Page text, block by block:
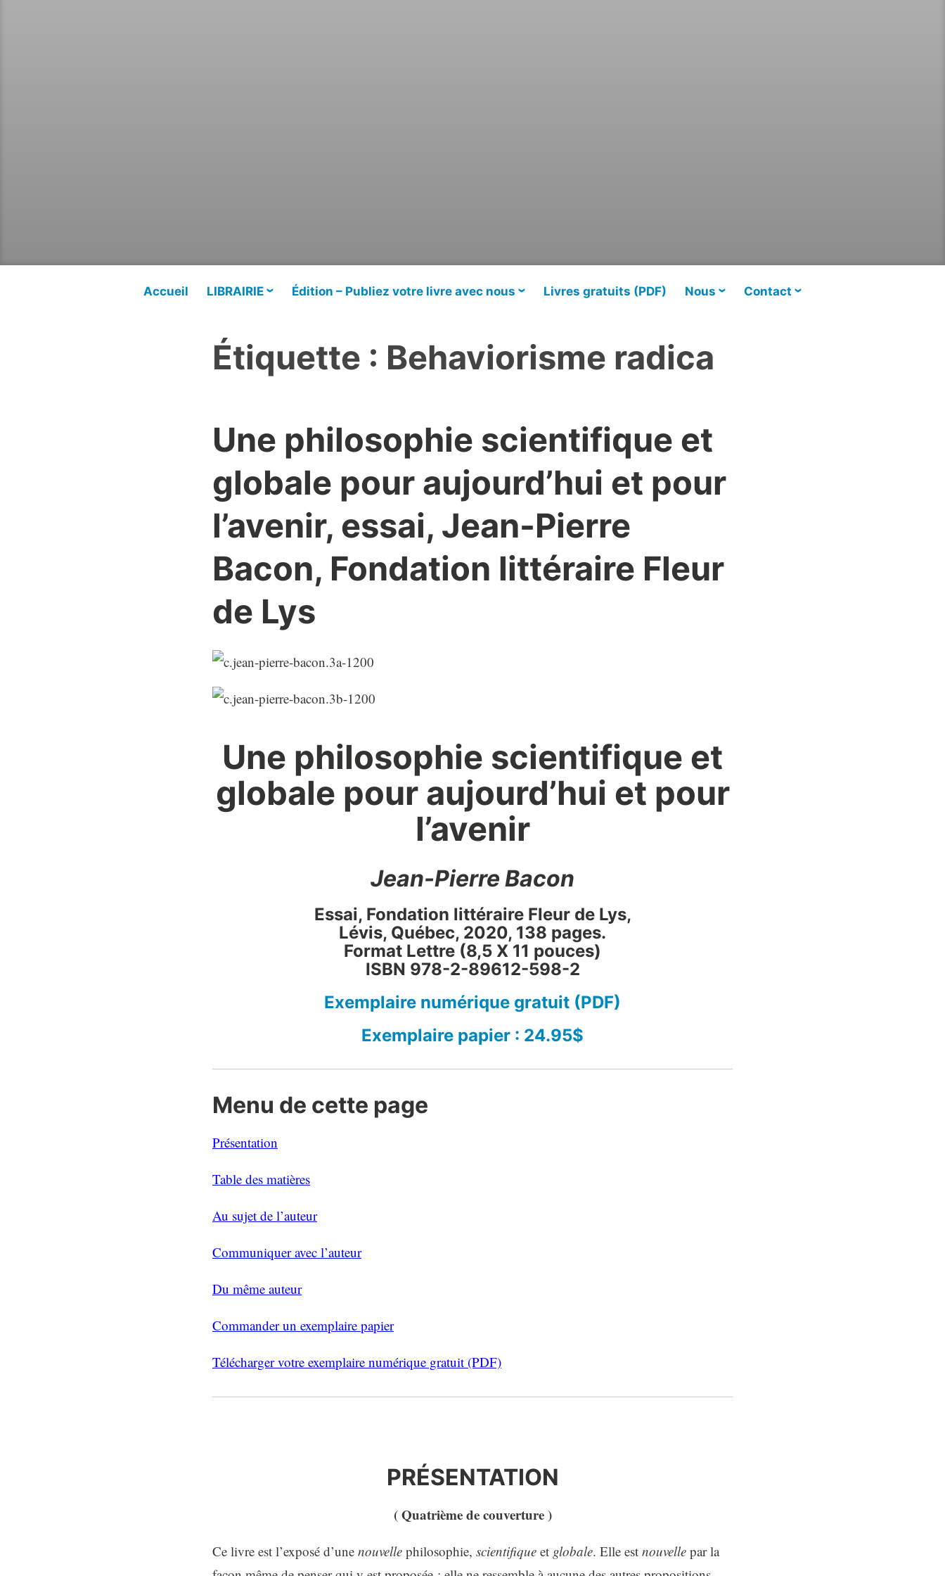
Accueil LIBRAIRIE Édition – Publiez votre livre avec nous Livres gratuits (PDF) Nous Contact
Étiquette : Behaviorisme radica
Une philosophie scientifique et
globale pour aujourd’hui et pour
l’avenir, essai, Jean-Pierre
Bacon, Fondation littéraire Fleur
de Lys
Une philosophie scientifique et
globale pour aujourd’hui et pour
l’avenir
Jean-Pierre Bacon
Essai, Fondation littéraire Fleur de Lys,
Lévis, Québec, 2020, 138 pages.
Format Lettre (8,5 X 11 pouces)
ISBN 978-2-89612-598-2
Exemplaire numérique gratuit (PDF)
Exemplaire papier : 24.95$
Menu de cette page
Présentation
Table des matières
Au sujet de l’auteur
Communiquer avec l’auteur
Du même auteur
Commander un exemplaire papier
Télécharger votre exemplaire numérique gratuit (PDF)
PRÉSENTATION
( Quatrième de couverture )
Ce livre est l’exposé d’une nouvelle philosophie, scientifique et globale. Elle est nouvelle par la